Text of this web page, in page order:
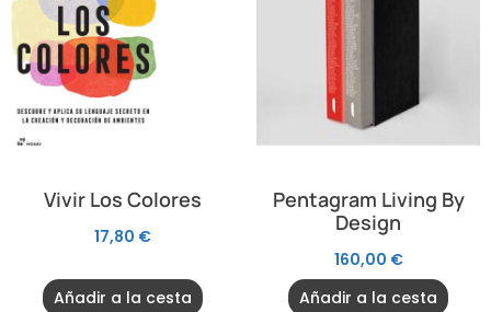
Vivir Los Colores
17,80 €
Añadir a la cesta
Pentagram Living By
Design
160,00 €
Añadir a la cesta